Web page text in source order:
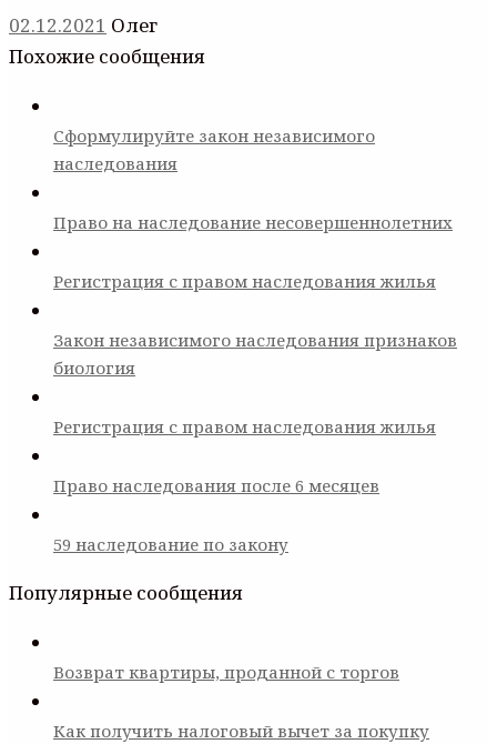
02.12.2021 Олег
Похожие сообщения
Сформулируйте закон независимого
наследования
Право на наследование несовершеннолетних
Регистрация с правом наследования жилья
Закон независимого наследования признаков
биология
Регистрация с правом наследования жилья
Право наследования после 6 месяцев
59 наследование по закону
Популярные сообщения
Возврат квартиры, проданной с торгов
Как получить налоговый вычет за покупку